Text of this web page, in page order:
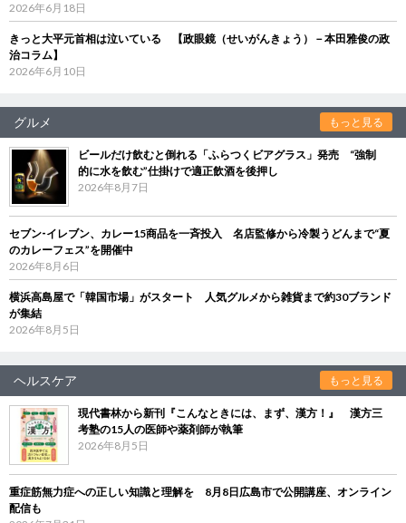
2026年6月18日
きっと大平元首相は泣いている 【政眼鏡（せいがんきょう）－本田雅俊の政
治コラム】
2026年6月10日
グルメ もっと見る
ビールだけ飲むと倒れる「ふらつくビアグラス」発売 “強制
的に水を飲む”仕掛けで適正飲酒を後押し
2026年8月7日
セブン‐イレブン、カレー15商品を一斉投入 名店監修から冷製うどんまで“夏
のカレーフェス”を開催中
2026年8月6日
横浜高島屋で「韓国市場」がスタート 人気グルメから雑貨まで約30ブランド
が集結
2026年8月5日
ヘルスケア もっと見る
現代書林から新刊『こんなときには、まず、漢方！』 漢方三
考塾の15人の医師や薬剤師が執筆
2026年8月5日
重症筋無力症への正しい知識と理解を 8月8日広島市で公開講座、オンライン
配信も